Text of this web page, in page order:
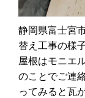
静岡県富士宮
替え工事の様
屋根はモニエ
のことでご連
ってみると瓦